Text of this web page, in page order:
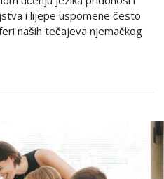
i lijepe uspomene često
naših tečajeva njemačkog